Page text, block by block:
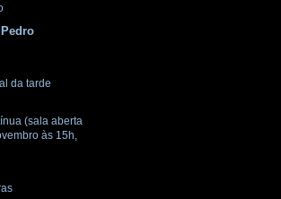
da tarde
(sala aberta
às 15h,